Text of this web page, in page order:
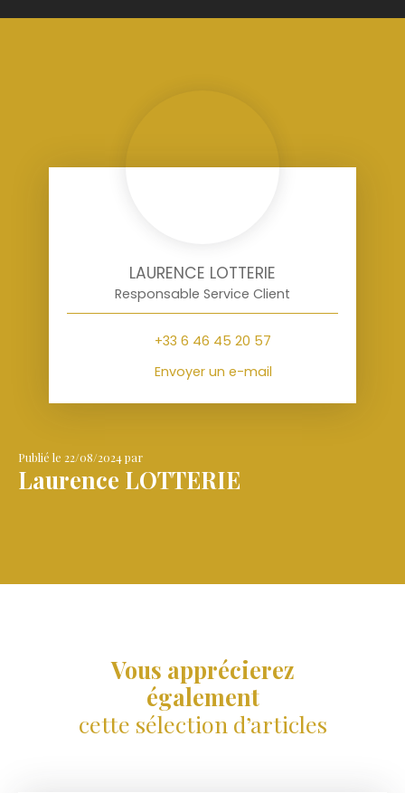
LAURENCE LOTTERIE
Responsable Service Client
+33 6 46 45 20 57
Envoyer un e-mail
Publié le 22/08/2024 par
Laurence LOTTERIE
Vous apprécierez
également
cette sélection d’articles